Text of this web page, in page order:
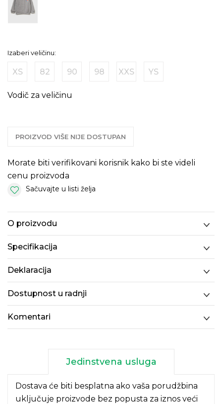
Izaberi veličinu:
XS 82 90 98 XXS YS
Vodič za veličinu
PROIZVOD VIŠE NIJE DOSTUPAN
Morate biti verifikovani korisnik kako bi ste videli
cenu proizvoda
Sačuvajte u listi želja
O proizvodu
Specifikacija
Deklaracija
Dostupnost u radnji
Komentari
Jedinstvena usluga
Dostava će biti besplatna ako vaša porudžbina
uključuje proizvode bez popusta za iznos veći